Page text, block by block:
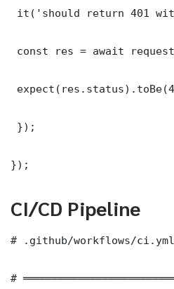
it('should return 401
const res = await
});
});
CI/CD Pipeline
# .github/workflows/ci.yml
#